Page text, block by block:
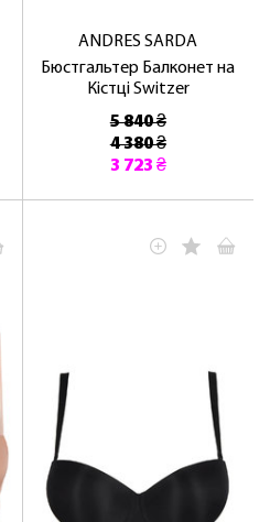
ANDRES SARDA
Бюстгальтер Балконет на
Кістці Switzer
5 840 ₴
4 380 ₴
3 723 ₴